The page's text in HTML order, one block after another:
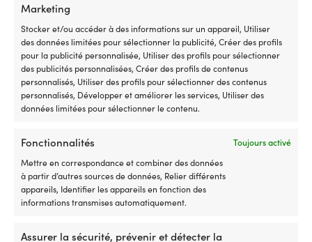
Marketing
Stocker et/ou accéder à des informations sur un appareil, Utiliser
des données limitées pour sélectionner la publicité, Créer des profils
pour la publicité personnalisée, Utiliser des profils pour sélectionner
des publicités personnalisées, Créer des profils de contenus
personnalisés, Utiliser des profils pour sélectionner des contenus
personnalisés, Développer et améliorer les services, Utiliser des
données limitées pour sélectionner le contenu.
Fonctionnalités
Toujours activé
Mettre en correspondance et combiner des données
à partir d’autres sources de données, Relier différents
appareils, Identifier les appareils en fonction des
informations transmises automatiquement.
Assurer la sécurité, prévenir et détecter la
entier. Vous pouvez acheter votre équipement en
toute tranquillité dès maintenant – si vous le
trouvez moins cher dans un autre magasin dans
un délai de 14 jours, nous ajustons le prix après
votre achat. Aucune condition compliquée.
Notre garantie de prix
– maintenant aussi en France